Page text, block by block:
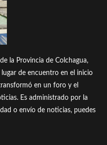
la Provincia de Colchagua,
de encuentro en el inicio
en un foro y el
Es administrado por la
o envío de noticias, puedes